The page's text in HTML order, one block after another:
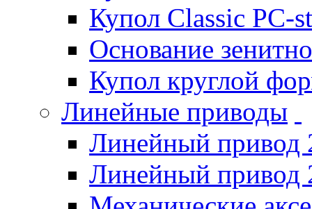
Купол Classic PC-st
Основание
Купол круглой
Линейные приводы
Линейный привод
Линейный привод